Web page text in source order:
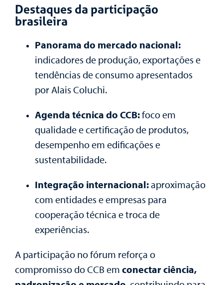
Destaques da participação
brasileira
Panorama do mercado nacional:
indicadores de produção, exportações e
tendências de consumo apresentados
por Alais Coluchi.
Agenda técnica do CCB:foco em
qualidade e certificação de produtos,
desempenho em edificações e
sustentabilidade.
Integração internacional:aproximação
com entidades e empresas para
cooperação técnica e troca de
experiências.
A participação no fórum reforça o
compromisso do CCB em conectar ciência,